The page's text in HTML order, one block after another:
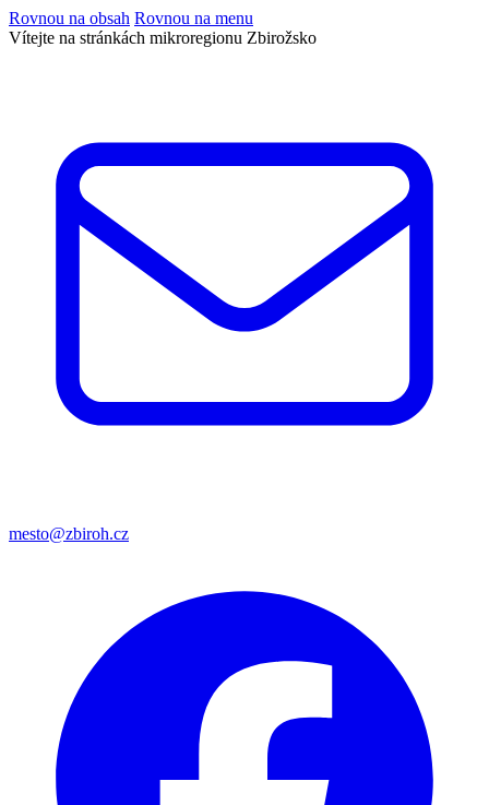
Rovnou na obsah Rovnou na menu
Vítejte na stránkách mikroregionu Zbirožsko
mesto@zbiroh.cz